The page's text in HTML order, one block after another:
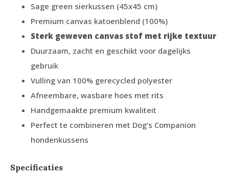
Sage green sierkussen (45x45 cm)
Premium canvas katoenblend (100%)
Sterk geweven canvas stof met rijke textuur
Duurzaam, zacht en geschikt voor dagelijks
gebruik
Vulling van 100% gerecycled polyester
Afneembare, wasbare hoes met rits
Handgemaakte premium kwaliteit
Perfect te combineren met Dog’s Companion
hondenkussens
Specificaties